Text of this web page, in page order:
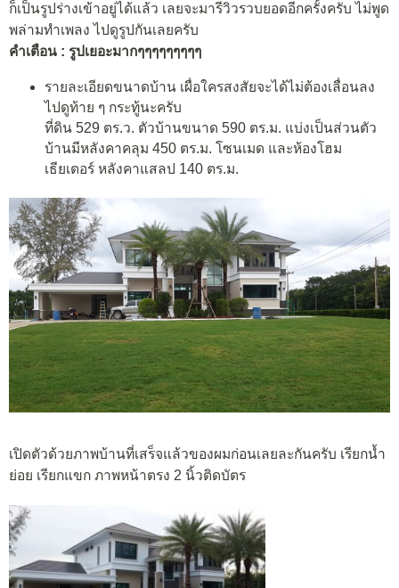
ก็เป็นรูปร่างเข้าอยู่ได้แล้ว เลยจะมารีวิวรวบยอดอีกครั้งครับ ไม่พูด
พล่ามทำเพลง ไปดูรูปกันเลยครับ
คำเตือน : รูปเยอะมากๆๆๆๆๆๆๆๆๆ
รายละเอียดขนาดบ้าน เผื่อใครสงสัยจะได้ไม่ต้องเลื่อนลง
ไปดูท้าย ๆ กระทู้นะครับ
ที่ดิน 529 ตร.ว. ตัวบ้านขนาด 590 ตร.ม. แบ่งเป็นส่วนตัว
บ้านมีหลังคาคลุม 450 ตร.ม. โซนเมด และห้องโฮม
เธียเตอร์ หลังคาแสลป 140 ตร.ม.
เปิดตัวด้วยภาพบ้านที่เสร็จแล้วของผมก่อนเลยละกันครับ เรียกน้ำ
ย่อย เรียกแขก ภาพหน้าตรง 2 นิ้วติดบัตร